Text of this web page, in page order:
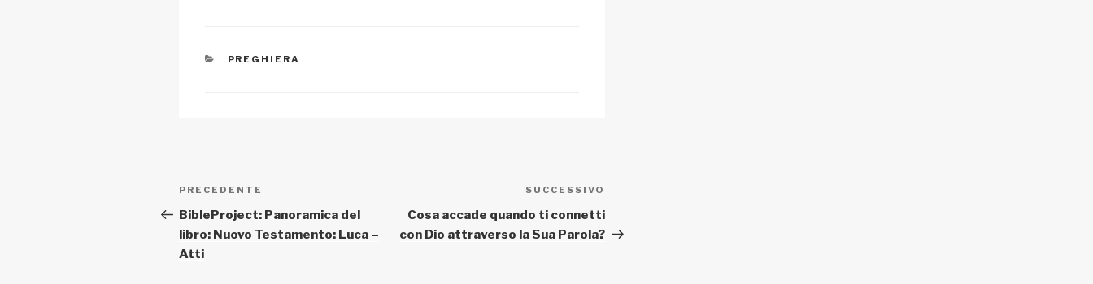
CATEGORIE
PREGHIERA
Navigazione
articoli
Articolo
precedente:
PRECEDENTE
BibleProject: Panoramica del
libro: Nuovo Testamento: Luca –
Atti
successivo
SUCCESSIVO
Cosa accade quando ti connetti
con Dio attraverso la Sua Parola?